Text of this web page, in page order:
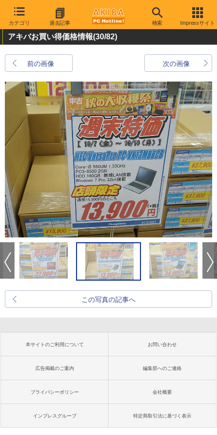
カテゴリ 過去記事 検索 Impressサイト
アキバお買い得価格情報(30/82)
前の画像 次の画像
この写真の記事へ
本サイトのご利用について お問い合わせ
広告掲載のご案内 編集部へのご連絡
プライバシーポリシー 会社概要
インプレスグループ 特定商取引法に基づく表示